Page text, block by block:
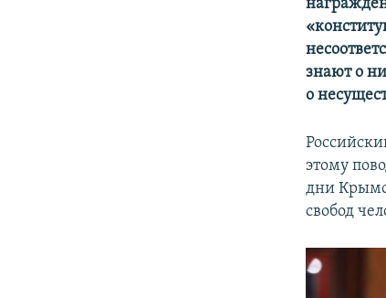
знают о
о
этому
дни
свобод